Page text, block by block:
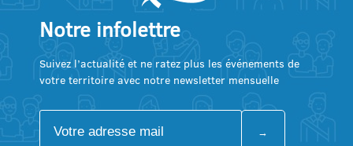
Notre infolettre
Suivez l’actualité et ne ratez plus les événements de
votre territoire avec notre newsletter mensuelle